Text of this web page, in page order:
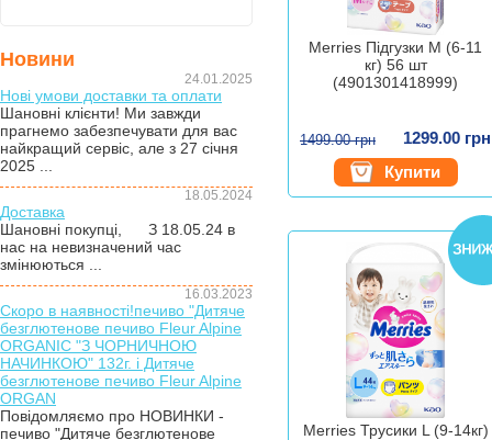
Новини
24.01.2025
Нові умови доставки та оплати
Шановні клієнти! Ми завжди
прагнемо забезпечувати для вас
найкращий сервіс, але з 27 січня
2025 ...
18.05.2024
Доставка
Шановні покупці, З 18.05.24 в
нас на невизначений час
змінюються ...
16.03.2023
Скоро в наявності!печиво "Дитяче
безглютенове печиво Fleur Alpine
ORGANIC "З ЧОРНИЧНОЮ
НАЧИНКОЮ" 132г. і Дитяче
безглютенове печиво Fleur Alpine
ORGAN
Повідомляємо про НОВИНКИ -
печиво "Дитяче безглютенове
Merries Підгузки M (6-11
кг) 56 шт
(4901301418999)
1499.00 грн
1299.00 грн
Купити
Merries Трусики L (9-14кг)